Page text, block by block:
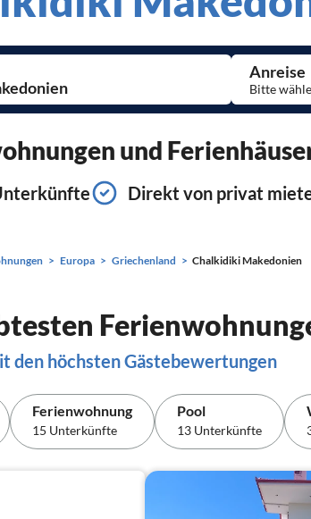
Anreise
und
Direkt von privat
Europa Griechenland Chalkidiki Makedonien
den höchsten Gästebewertungen
Ferienwohnung
15 Unterkünfte
Pool
13 Unterkünfte